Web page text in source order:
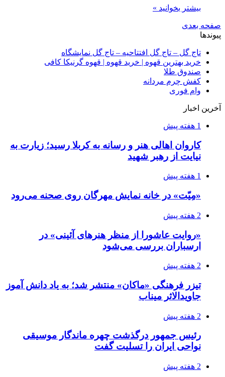
بیشتر بخوانید »
صفحه بعدی
پیوندها
تاج گل – تاج گل افتتاحیه – تاج گل نمایشگاه
خرید بهترین قهوه | خرید قهوه | قهوه گرنیکا کافی
صندوق طلا
کفش چرم مردانه
وام فوری
آخرین اخبار
1 هفته پیش
کاروان اهالی هنر و رسانه به کربلا رسید؛ زیارت به
نیایت از رهبر شهید
1 هفته پیش
«مِیّت» در خانه نمایش مهرگان روی صحنه می‌رود
2 هفته پیش
«روایت عاشورا از منظر هنرهای آئینی» در
ارسباران بررسی می‌شود
2 هفته پیش
تیزر فرهنگی «ماکان» منتشر شد؛ به یاد دانش آموز
جاویدالاثر میناب
2 هفته پیش
رئیس جمهور درگذشت چهره ماندگار موسیقی
نواحی ایران را تسلیت گفت
2 هفته پیش